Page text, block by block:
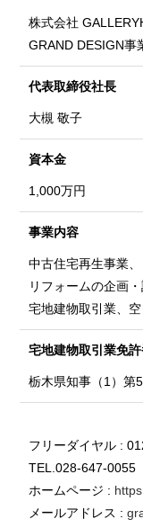
株式会社
GRAND DESIGN事
代表取締役社長
大槻 敬子
資本金
1,000万円
事業内容
中古住宅再生事業
リフォームの企画
宅地建物取引業、
宅地建物取引業免
栃木県知事（1）第
フリーダイヤル :
TEL.028-647-
ホームページ :
メールアドレス :